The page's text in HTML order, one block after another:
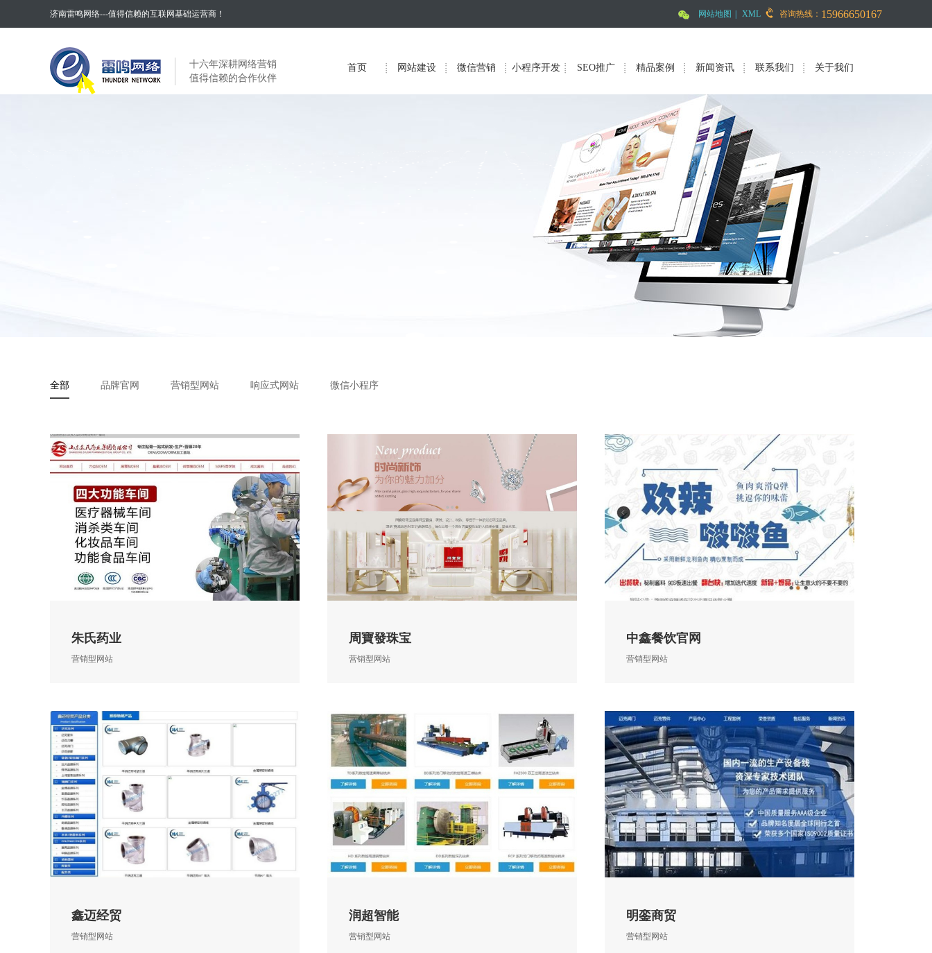
济南雷鸣网络---值得信赖的互联网基础运营商！ 网站地图 XML 咨询热线： 15966650167
十六年深耕网络营销
值得信赖的合作伙伴
首页 网站建设 微信营销 小程序开发 SEO推广 精品案例 新闻资讯 联系我们 关于我们
全部 品牌官网 营销型网站 响应式网站 微信小程序
朱氏药业
营销型网站
周寶發珠宝
营销型网站
中鑫餐饮官网
营销型网站
鑫迈经贸
营销型网站
润超智能
营销型网站
明銮商贸
营销型网站